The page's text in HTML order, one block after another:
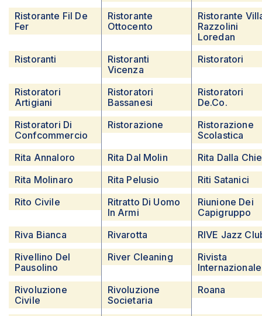
Ristorante Fil De
Fer
Ristorante
Ottocento
Ristorante
Razzolini
Loredan
Ristoranti
Ristoranti
Vicenza
Ristoratori
Ristoratori
Artigiani
Ristoratori
Bassanesi
Ristoratori
De.co.
Ristoratori Di
Confcommercio
Ristorazione
Ristorazione
Scolastica
Rita Annaloro
Rita Dal Molin
Rita Dalla
Rita Molinaro
Rita Pelusio
Riti Satanici
Rito Civile
Ritratto Di Uomo
In Armi
Riunione Dei
Capigruppo
Riva Bianca
Rivarotta
RIVE Jazz
Rivellino Del
Pausolino
River Cleaning
Rivista
Internazionale
Rivoluzione
Civile
Rivoluzione
Societaria
Roana